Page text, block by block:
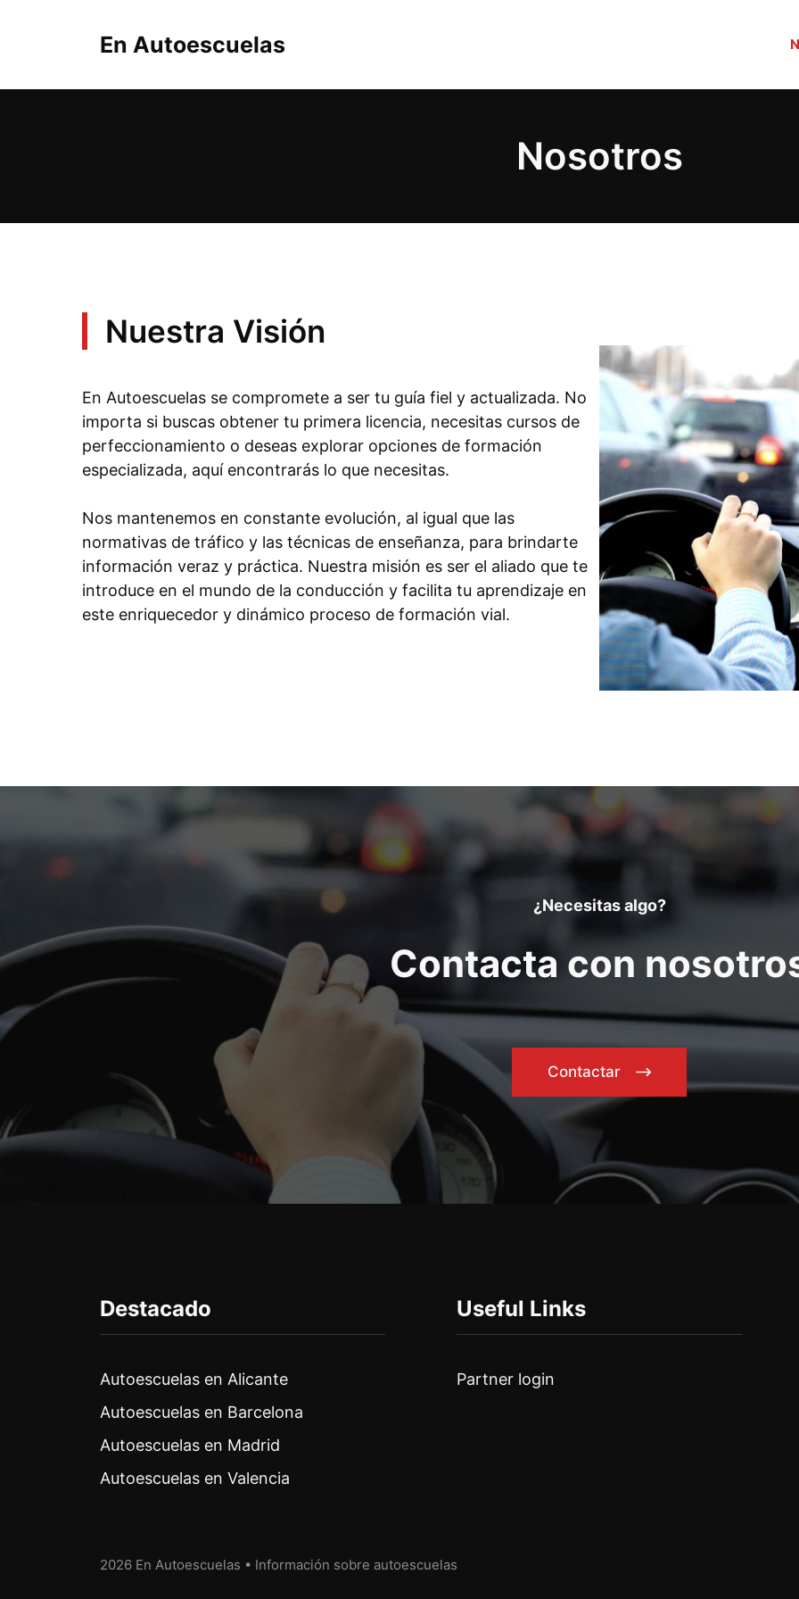
En Autoescuelas
Nosotros
Nuestra Visión
En Autoescuelas se compromete a ser tu guía fiel y actualizada. No
importa si buscas obtener tu primera licencia, necesitas cursos de
perfeccionamiento o deseas explorar opciones de formación
especializada, aquí encontrarás lo que necesitas.
Nos mantenemos en constante evolución, al igual que las
normativas de tráfico y las técnicas de enseñanza, para brindarte
información veraz y práctica. Nuestra misión es ser el aliado que te
introduce en el mundo de la conducción y facilita tu aprendizaje en
este enriquecedor y dinámico proceso de formación vial.
¿Necesitas algo?
Contacta con
Contactar
Destacado
Autoescuelas en Alicante
Autoescuelas en Barcelona
Autoescuelas en Madrid
Autoescuelas en Valencia
Useful Links
Partner login
2026 En Autoescuelas • Información sobre autoescuelas